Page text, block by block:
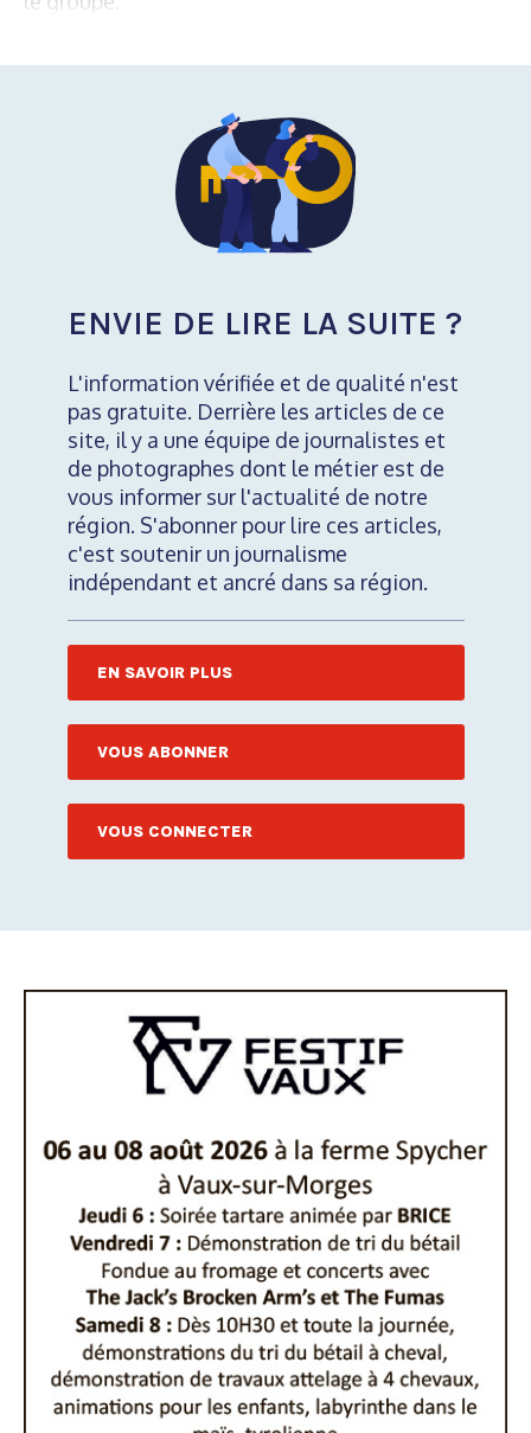
ENVIE DE LIRE LA SUITE ?
L'information vérifiée et de qualité n'est
pas gratuite. Derrière les articles de ce
site, il y a une équipe de journalistes et
de photographes dont le métier est de
vous informer sur l'actualité de notre
région. S'abonner pour lire ces articles,
c'est soutenir un journalisme
indépendant et ancré dans sa région.
EN SAVOIR PLUS
VOUS ABONNER
VOUS CONNECTER